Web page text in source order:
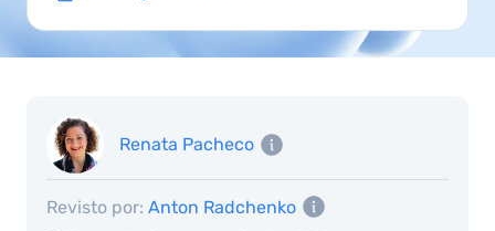
Renata Pacheco
Revisto por: Anton Radchenko